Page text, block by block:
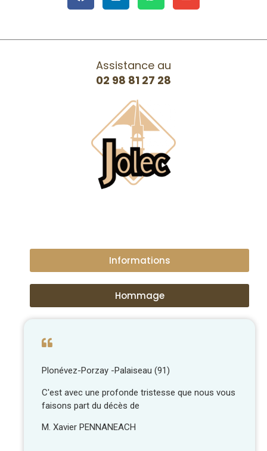
Assistance au
02 98 81 27 28
Informations
Hommage
Plonévez-Porzay -Palaiseau (91)
C'est avec une profonde tristesse que nous vous
faisons part du décès de
M. Xavier PENNANEACH